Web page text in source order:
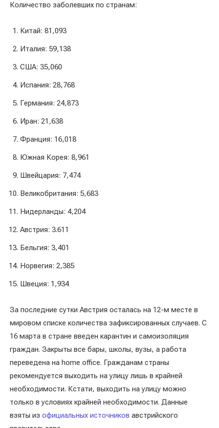
Количество заболевших по странам:
Китай: 81,093
Италия: 59,138
США: 35,060
Испания: 28,768
Германия: 24,873
Иран: 21,638
Франция: 16,018
Южная Корея: 8,961
Швейцария: 7,474
Великобритания: 5,683
Нидерланды: 4,204
Австрия: 3.611
Бельгия: 3,401
Норвегия: 2,385
Швеция: 1,934
За последние сутки Австрия осталась на 12-м месте в
мировом списке количества зафиксированных случаев. С
16 марта в стране введен карантин и самоизоляция
граждан. Закрыты все бары, школы, вузы, а работа
переведена на home office. Гражданам страны
рекомендуется выходить на улицу лишь в крайней
необходимости. Кстати, выходить на улицу можно
только в условиях крайней необходимости. Данные
взяты из официальных источников австрийского